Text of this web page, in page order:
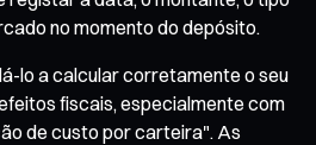
no momento do depósito.
lo a calcular corretamente o seu
fiscais, especialmente com
de custo por carteira". As